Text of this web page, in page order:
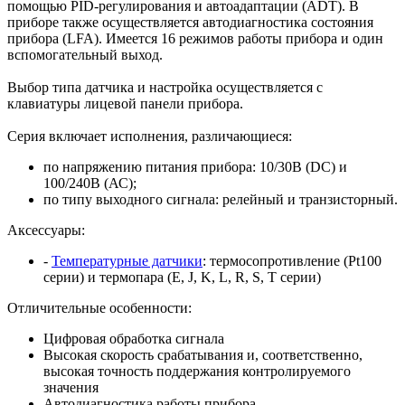
помощью PID-регулирования и автоадаптации (ADT). В
приборе также осуществляется автодиагностика состояния
прибора (LFA). Имеется 16 режимов работы прибора и один
вспомогательный выход.
Выбор типа датчика и настройка осуществляется с
клавиатуры лицевой панели прибора.
Серия включает исполнения, различающиеся:
по напряжению питания прибора: 10/30В (DC) и
100/240В (АС);
по типу выходного сигнала: релейный и транзисторный.
Аксессуары:
- Температурные датчики: термосопротивление (Pt100
серии) и термопара (E, J, K, L, R, S, T серии)
Отличительные особенности:
Цифровая обработка сигнала
Высокая скорость срабатывания и, соответственно,
высокая точность поддержания контролируемого
значения